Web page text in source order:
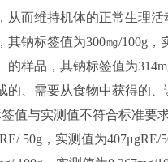
从而维持机体的正常生理
钠标签值为300㎎/100g
样品，其钠标签值为
、需要从食物中获得的、
值与实测值不符合标准要
50g，实测值为